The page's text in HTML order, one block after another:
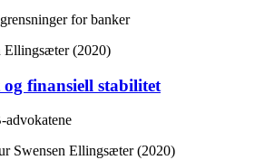
for banker
Ellingsæter (2020)
finansiell stabilitet
advokatene
Swensen Ellingsæter (2020)